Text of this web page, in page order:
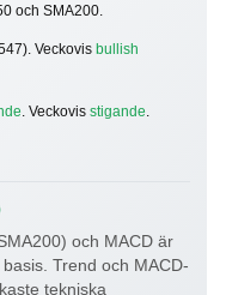
och SMA200.
Veckovis bullish
. Veckovis stigande
och MACD är
Trend och MACD-
tekniska